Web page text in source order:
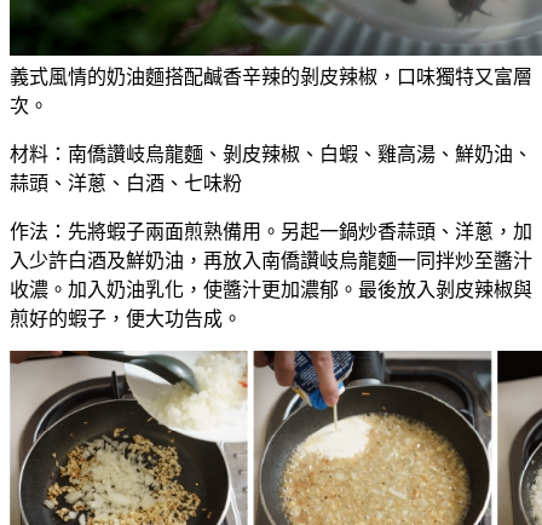
義式風情的奶油麵搭配鹹香辛辣的剝皮辣椒，口味獨特又富層
次。
材料：南僑讚岐烏龍麵、剝皮辣椒、白蝦、雞高湯、鮮奶油、
蒜頭、洋蔥、白酒、七味粉
作法：先將蝦子兩面煎熟備用。另起一鍋炒香蒜頭、洋蔥，加
入少許白酒及鮮奶油，再放入南僑讚岐烏龍麵一同拌炒至醬汁
收濃。加入奶油乳化，使醬汁更加濃郁。最後放入剝皮辣椒與
煎好的蝦子，便大功告成。